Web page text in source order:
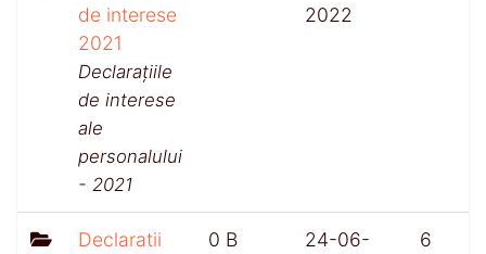
de interese
2021
Declarațiile
de interese
ale
personalului
- 2021
2022
Declaratii
0 B
24-06-
6